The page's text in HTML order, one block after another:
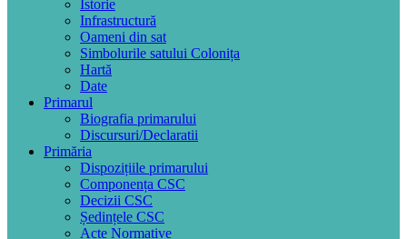
Istorie
Infrastructură
Oameni din sat
Simbolurile satului Colonița
Hartă
Date
Primarul
Biografia primarului
Discursuri/Declaratii
Primăria
Dispozițiile primarului
Componența CSC
Decizii CSC
Ședințele CSC
Acte Normative